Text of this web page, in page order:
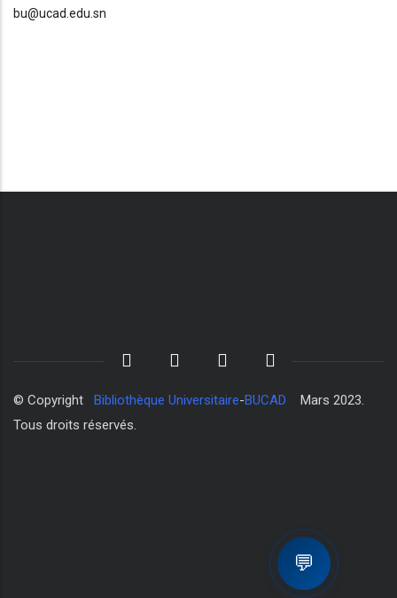
bu@ucad.edu.sn
© Copyright Bibliothèque Universitaire-BUCAD Mars 2023.
Tous droits réservés.